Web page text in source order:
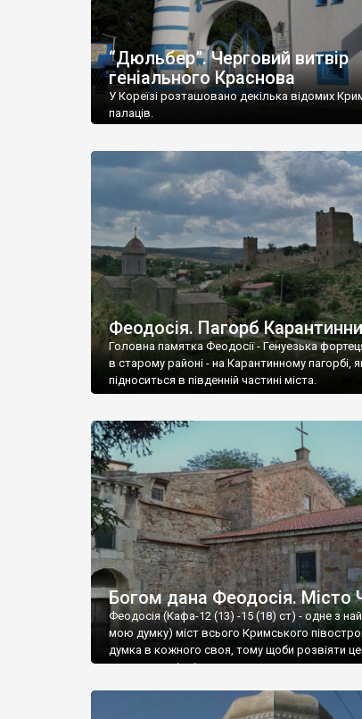
“Дюльбер”. Черговий витвір
геніального Краснова
У Кореїзі розташовано декілька відомих
палаців.
Феодосія. Пагорб
Головна памятка Феодосії - Генуезька
в старому районі - на Карантинному пагорбі,
підноситься в південній частині міста.
Богом дана Феодосія. Місто
Феодосія (Кафа-12 (13) -15 (18) ст) - одне з
мою думку) міст всього Кримського
думка в кожного своя, тому щоби розвіяти
запрошую відвідати це